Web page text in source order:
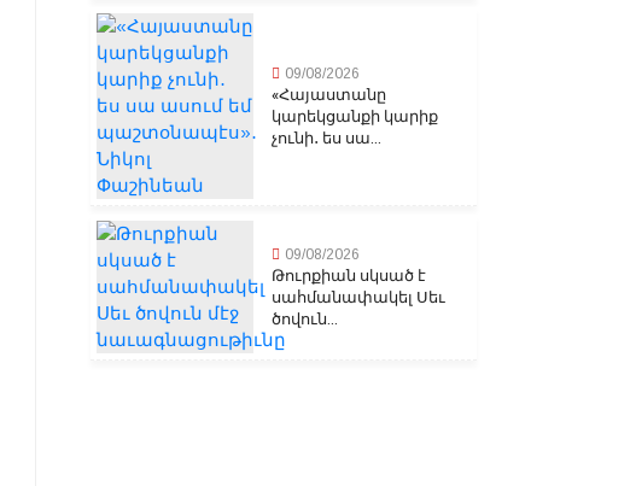
09/08/2026
«Հայաստանը
կարեկցանքի կարիք
չունի․ ես սա...
09/08/2026
Թուրքիան սկսած է
սահմանափակել Սեւ
ծովուն...